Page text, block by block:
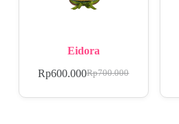
Eidora
Rp700.000
Rp600.000